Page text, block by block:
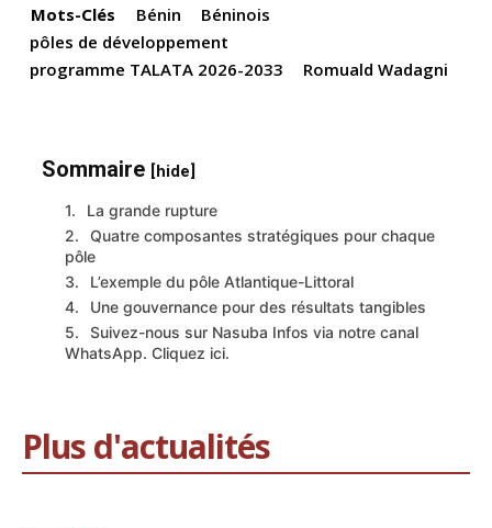
k
Mots-Clés Bénin
Béninois
pôles de développement
programme TALATA 2026-2033
Romuald Wadagni
Sommaire [hide]
La grande rupture
Quatre composantes stratégiques pour chaque
pôle
L’exemple du pôle Atlantique-Littoral
Une gouvernance pour des résultats tangibles
Suivez-nous sur Nasuba Infos via notre canal
WhatsApp. Cliquez ici.
Plus d'actualités